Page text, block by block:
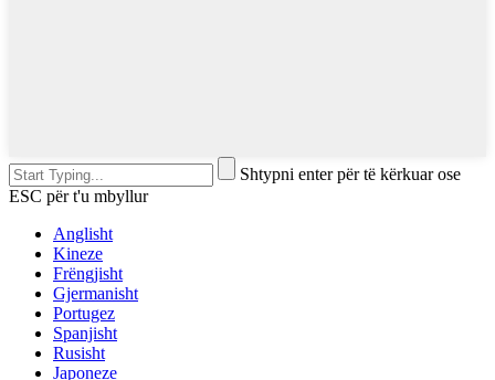
Shtypni enter për të kërkuar ose
ESC për t'u mbyllur
Anglisht
Kineze
Frëngjisht
Gjermanisht
Portugez
Spanjisht
Rusisht
Japoneze